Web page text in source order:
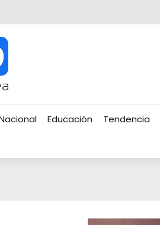
Educación Tendencia